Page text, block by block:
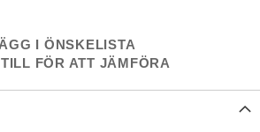
I ÖNSKELISTA
FÖR ATT JÄMFÖRA